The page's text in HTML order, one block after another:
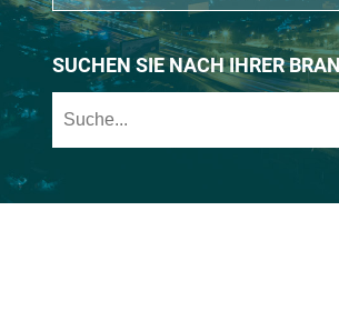
SUCHEN SIE NACH IHRER